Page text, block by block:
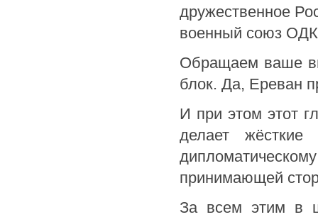
дружественное
военный союз
Обращаем ваше
блок. Да, Ереван
И при этом этот
делает жёсткие
принимающей
За всем этим в